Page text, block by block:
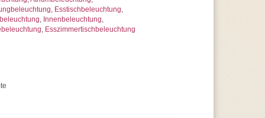
, Esstischbeleuchtung,
, Innenbeleuchtung,
, Esszimmertischbeleuchtung